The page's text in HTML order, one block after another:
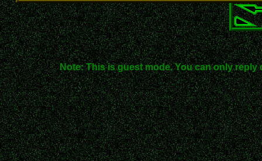
Note: This is guest mode. You can only